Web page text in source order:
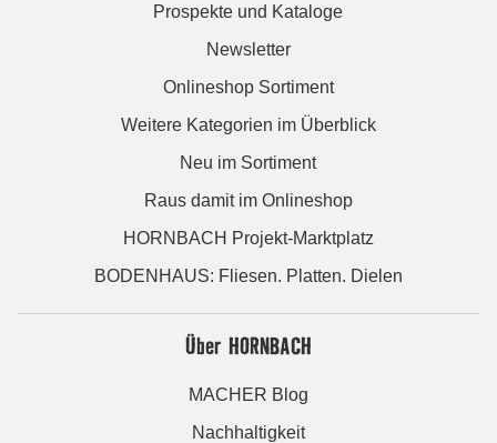
Prospekte und Kataloge
Newsletter
Onlineshop Sortiment
Weitere Kategorien im Überblick
Neu im Sortiment
Raus damit im Onlineshop
HORNBACH Projekt-Marktplatz
BODENHAUS: Fliesen. Platten. Dielen
Über HORNBACH
MACHER Blog
Nachhaltigkeit